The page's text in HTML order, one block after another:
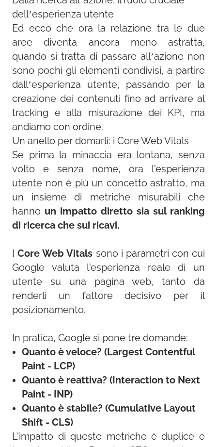
dell’esperienza utente
Ed ecco che ora la relazione tra le due
aree diventa ancora meno astratta,
quando si tratta di passare all’azione non
sono pochi gli elementi condivisi, a partire
dall’esperienza utente, passando per la
creazione dei contenuti fino ad arrivare al
tracking e alla misurazione dei KPI, ma
andiamo con ordine.
Un anello per domarli: i Core Web Vitals
Se prima la minaccia era lontana, senza
volto e senza nome, ora l'esperienza
utente non è più un concetto astratto, ma
un insieme di metriche misurabili che
hanno un impatto diretto sia sul ranking
di ricerca che sui ricavi.
ICore Web Vitals sono i parametri con cui
Google valuta l'esperienza reale di un
utente su una pagina web, tanto da
renderli un fattore decisivo per il
posizionamento.
In pratica, Google si pone tre domande:
Quanto è veloce? (Largest Contentful
Paint - LCP)
Quanto è reattiva? (Interaction to Next
Paint - INP)
Quanto è stabile? (Cumulative Layout
Shift - CLS)
L'impatto di queste metriche è duplice e